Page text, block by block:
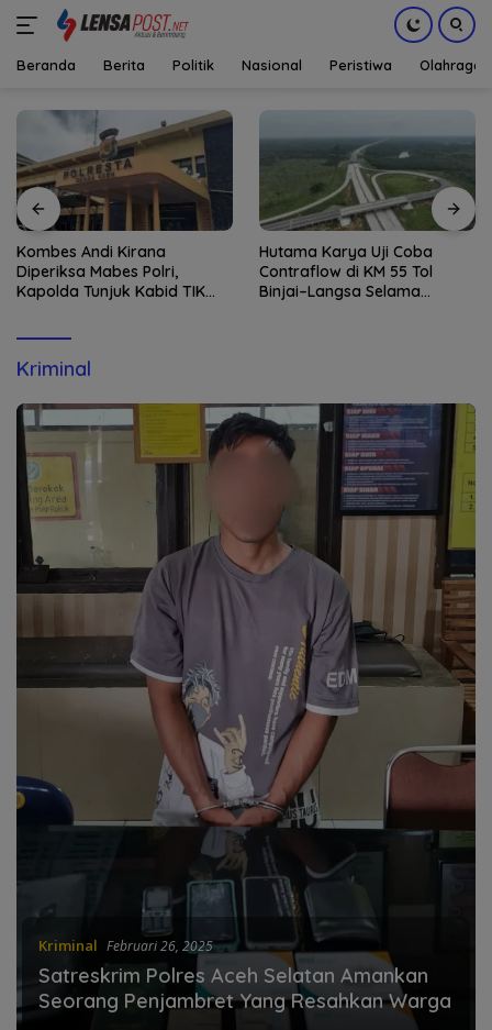
Beranda Berita Politik Nasional Peristiwa Olahraga
Kombes Andi Kirana
Diperiksa Mabes Polri,
Kapolda Tunjuk Kabid TIK
Hutama Karya Uji Coba
Contraflow di KM 55 Tol
Binjai–Langsa Selama
Kriminal
Kriminal Februari 26, 2025
Satreskrim Polres Aceh Selatan Amankan
Seorang Penjambret Yang Resahkan Warga